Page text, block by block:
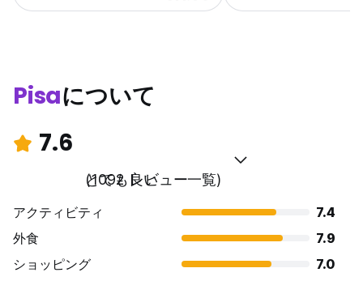
Pisaについて
7.6
とても良い
(1092 レビュー一覧)
アクティビティ
7.4
外食
7.9
ショッピング
7.0